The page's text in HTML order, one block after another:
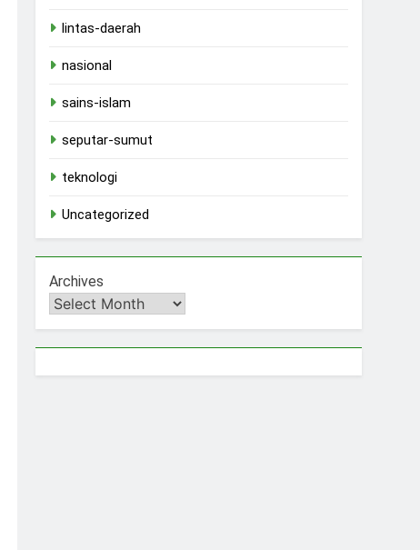
lintas-daerah
nasional
sains-islam
seputar-sumut
teknologi
Uncategorized
Archives